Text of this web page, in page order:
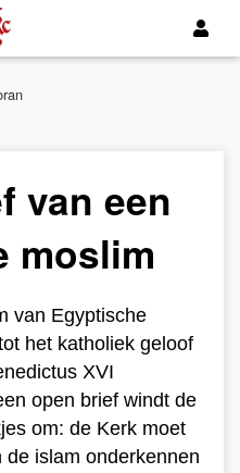
van een
moslim
van Egyptische
het katholiek geloof
XVI
open brief windt de
om: de Kerk moet
islam onderkennen